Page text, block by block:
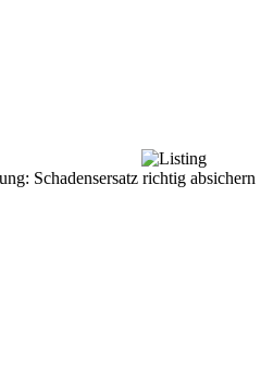
Schadensersatz richtig absichern